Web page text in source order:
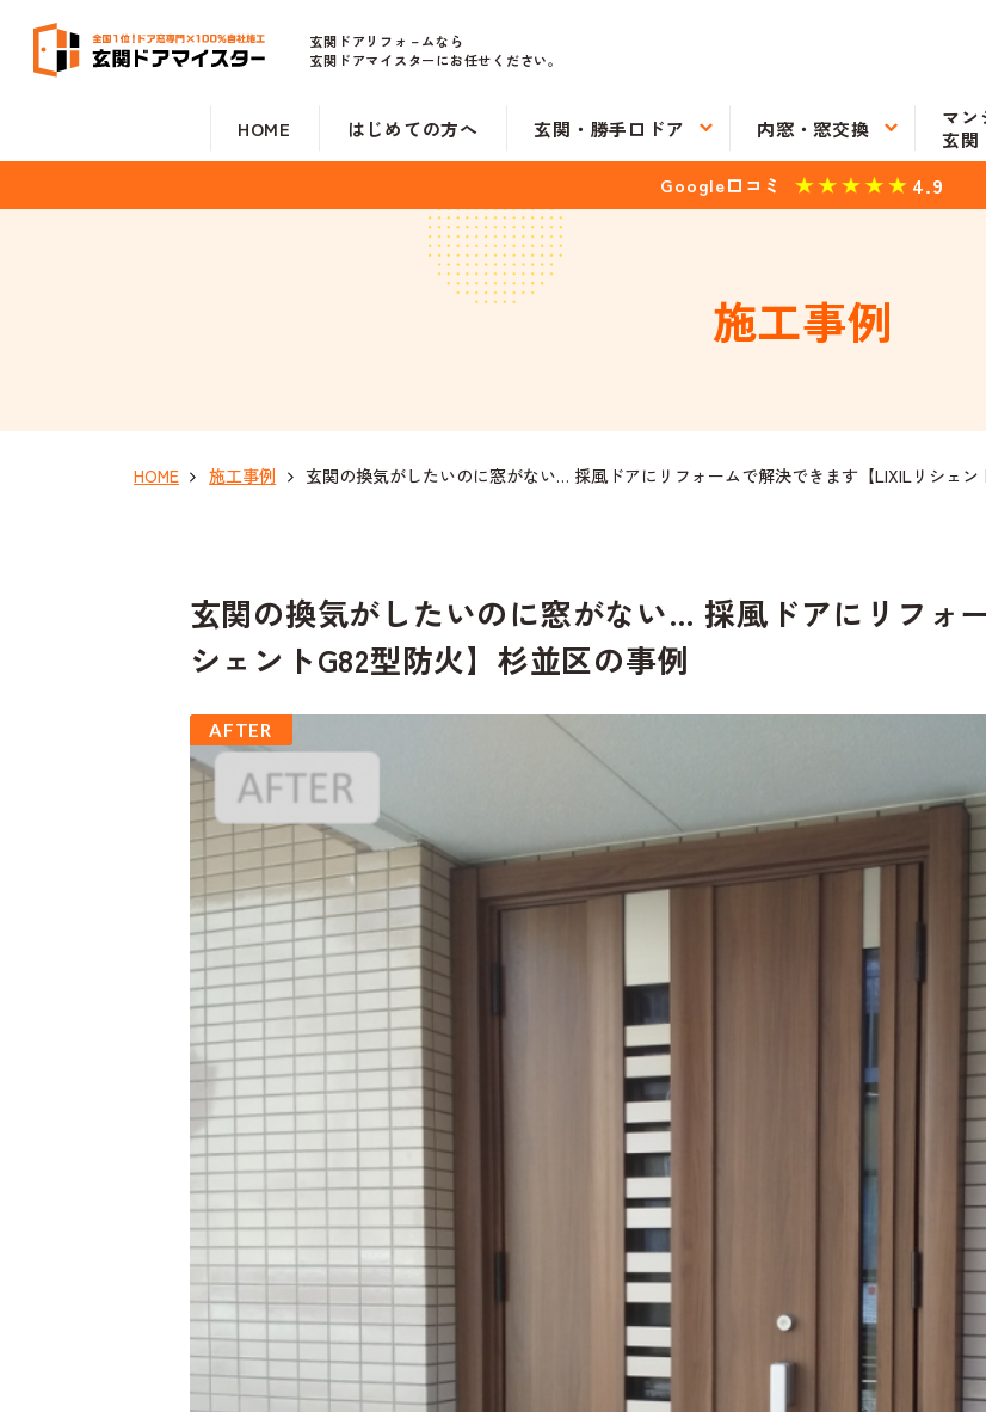
玄関ドアリフォ－ムなら
玄関ドアマイスターにお任せください。
HOME はじめての方へ 玄関・勝手口ドア 内窓・窓交換
マン
玄関
Google口コミ 4.9
施工事例
HOME 施工事例 玄関の換気がしたいのに窓がない… 採風ドアにリフォームで解決できます【LIXILリシェン
玄関の換気がしたいのに窓がない… 採風ドアにリフォ
シェントG82型防火】杉並区の事例
BEFORE
AFTER